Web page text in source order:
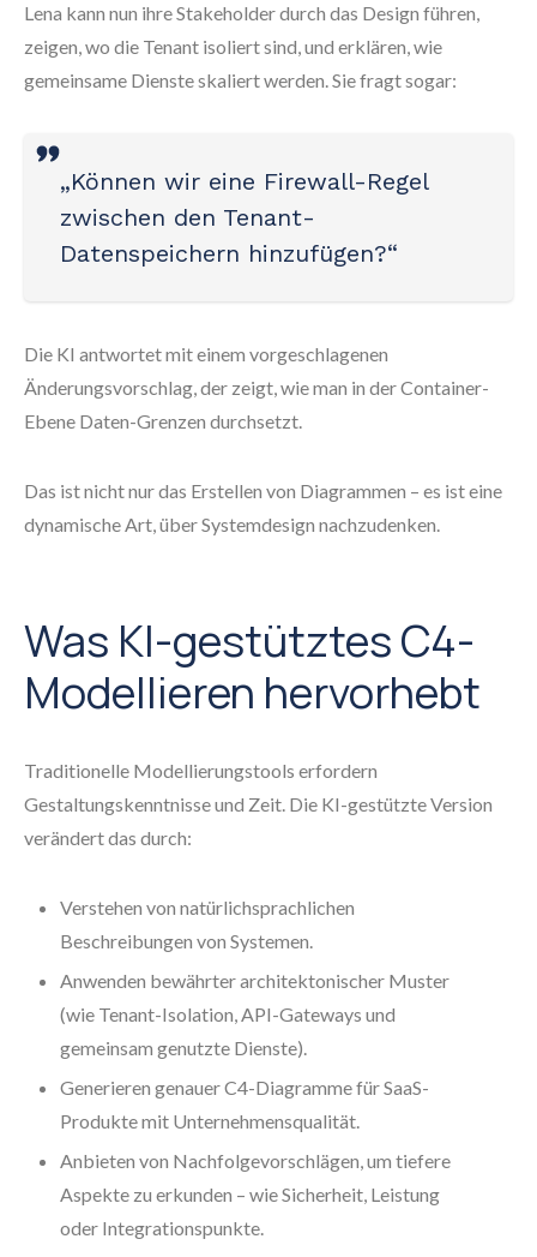
Lena kann nun ihre Stakeholder durch das Design führen,
zeigen, wo die Tenant isoliert sind, und erklären, wie
gemeinsame Dienste skaliert werden. Sie fragt sogar:
„Können wir eine Firewall-Regel
zwischen den Tenant-
Datenspeichern hinzufügen?“
Die KI antwortet mit einem vorgeschlagenen
Änderungsvorschlag, der zeigt, wie man in der Container-
Ebene Daten-Grenzen durchsetzt.
Das ist nicht nur das Erstellen von Diagrammen – es ist eine
dynamische Art, über Systemdesign nachzudenken.
Was KI-gestütztes C4-
Modellieren hervorhebt
Traditionelle Modellierungstools erfordern
Gestaltungskenntnisse und Zeit. Die KI-gestützte Version
verändert das durch:
Verstehen von natürlichsprachlichen
Beschreibungen von Systemen.
Anwenden bewährter architektonischer Muster
(wie Tenant-Isolation, API-Gateways und
gemeinsam genutzte Dienste).
Generieren genauer C4-Diagramme für SaaS-
Produkte mit Unternehmensqualität.
Anbieten von Nachfolgevorschlägen, um tiefere
Aspekte zu erkunden – wie Sicherheit, Leistung
oder Integrationspunkte.